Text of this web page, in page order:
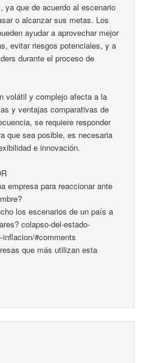
ya que de acuerdo al escenario
o alcanzar sus metas. Los
ayudar a aprovechar mejor
evitar riesgos potenciales, y a
durante el proceso de
volátil y complejo afecta a la
y ventajas comparativas de
se requiere responder
que sea posible, es necesaria
e innovación.
empresa para reaccionar ante
los escenarios de un país a
colapso-del-estado-
inflacion/#comments
que más utilizan esta